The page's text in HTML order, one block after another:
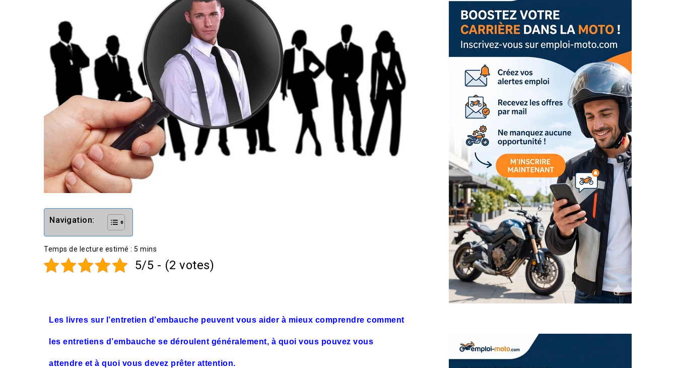
Navigation:
5/5 - (2 votes)
Les livres sur l’entretien d’embauche peuvent vous aider à mieux comprendre comment
les entretiens d’embauche se déroulent généralement, à quoi vous pouvez vous
attendre et à quoi vous devez prêter attention.